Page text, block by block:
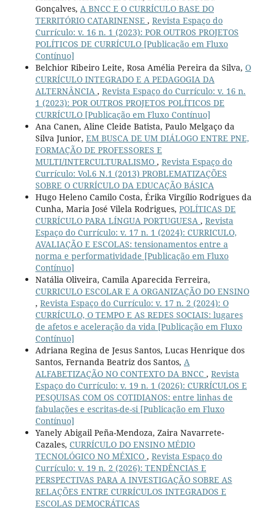
Gonçalves, A BNCC E O CURRÍCULO BASE DO
TERRITÓRIO CATARINENSE , Revista Espaço do
Currículo: v. 16 n. 1 (2023): POR OUTROS PROJETOS
POLÍTICOS DE CURRÍCULO [Publicação em Fluxo
Contínuo]
Belchior Ribeiro Leite, Rosa Amélia Pereira da Silva, O
CURRÍCULO INTEGRADO E A PEDAGOGIA DA
ALTERNÂNCIA , Revista Espaço do Currículo: v. 16 n.
1 (2023): POR OUTROS PROJETOS POLÍTICOS DE
CURRÍCULO [Publicação em Fluxo Contínuo]
Ana Canen, Aline Cleide Batista, Paulo Melgaço da
Silva Junior, EM BUSCA DE UM DIÁLOGO ENTRE PNE,
FORMAÇÃO DE PROFESSORES E
MULTI/INTERCULTURALISMO , Revista Espaço do
Currículo: Vol.6 N.1 (2013) PROBLEMATIZAÇÕES
SOBRE O CURRÍCULO DA EDUCAÇÃO BÁSICA
Hugo Heleno Camilo Costa, Érika Virgílio Rodrigues da
Cunha, Maria José Vilela Rodrigues, POLÍTICAS DE
CURRÍCULO PARA LÍNGUA PORTUGUESA , Revista
Espaço do Currículo: v. 17 n. 1 (2024): CURRICULO,
AVALIAÇÃO E ESCOLAS: tensionamentos entre a
norma e performatividade [Publicação em Fluxo
Contínuo]
Natália Oliveira, Camila Aparecida Ferreira,
CURRICULO ESCOLAR E A ORGANIZAÇÃO DO ENSINO
, Revista Espaço do Currículo: v. 17 n. 2 (2024): O
CURRÍCULO, O TEMPO E AS REDES SOCIAIS: lugares
de afetos e aceleração da vida [Publicação em Fluxo
Contínuo]
Adriana Regina de Jesus Santos, Lucas Henrique dos
Santos, Fernanda Beatriz dos Santos, A
ALFABETIZAÇÃO NO CONTEXTO DA BNCC , Revista
Espaço do Currículo: v. 19 n. 1 (2026): CURRÍCULOS E
PESQUISAS COM OS COTIDIANOS: entre linhas de
fabulações e escritas-de-si [Publicação em Fluxo
Contínuo]
Yanely Abigail Peña-Mendoza, Zaira Navarrete-
Cazales, CURRÍCULO DO ENSINO MÉDIO
TECNOLÓGICO NO MÉXICO , Revista Espaço do
Currículo: v. 19 n. 2 (2026): TENDÊNCIAS E
PERSPECTIVAS PARA A INVESTIGAÇÃO SOBRE AS
RELAÇÕES ENTRE CURRÍCULOS INTEGRADOS E
ESCOLAS DEMOCRÁTICAS